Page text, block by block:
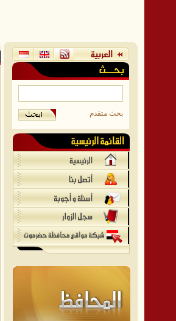
بحث متقدم